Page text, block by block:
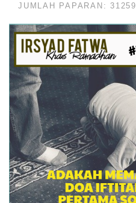
JUMLAH PAPARAN: 31259